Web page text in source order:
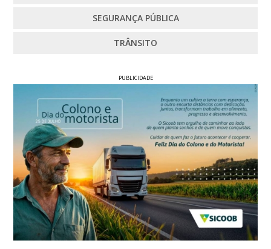
SEGURANÇA PÚBLICA
TRÂNSITO
PUBLICIDADE